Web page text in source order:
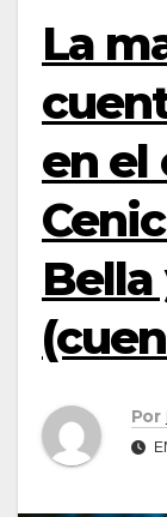
La
en el
Bella
Por